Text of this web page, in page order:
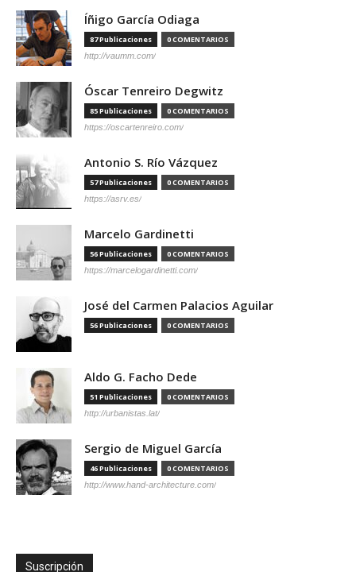
Íñigo García Odiaga
87 Publicaciones 0 COMENTARIOS
http://vaumm.com/
Óscar Tenreiro Degwitz
85 Publicaciones 0 COMENTARIOS
https://oscartenreiro.com/
Antonio S. Río Vázquez
57 Publicaciones 0 COMENTARIOS
https://asrv.es/
Marcelo Gardinetti
56 Publicaciones 0 COMENTARIOS
https://marcelogardinetti.com/
José del Carmen Palacios Aguilar
56 Publicaciones 0 COMENTARIOS
Aldo G. Facho Dede
51 Publicaciones 0 COMENTARIOS
http://urbanistas.lat/
Sergio de Miguel García
46 Publicaciones 0 COMENTARIOS
http://www.hand-architecture.com/
Suscripción